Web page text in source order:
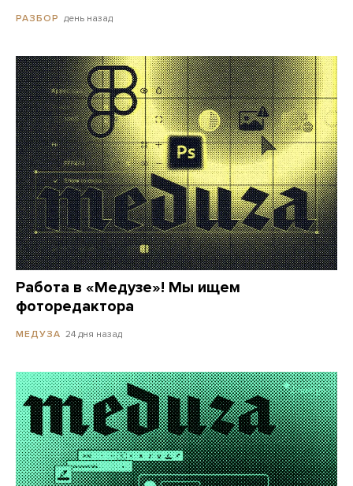
РАЗБОР день назад
Работа в «Медузе»! Мы ищем
фоторедактора
МЕДУЗА 24 дня назад